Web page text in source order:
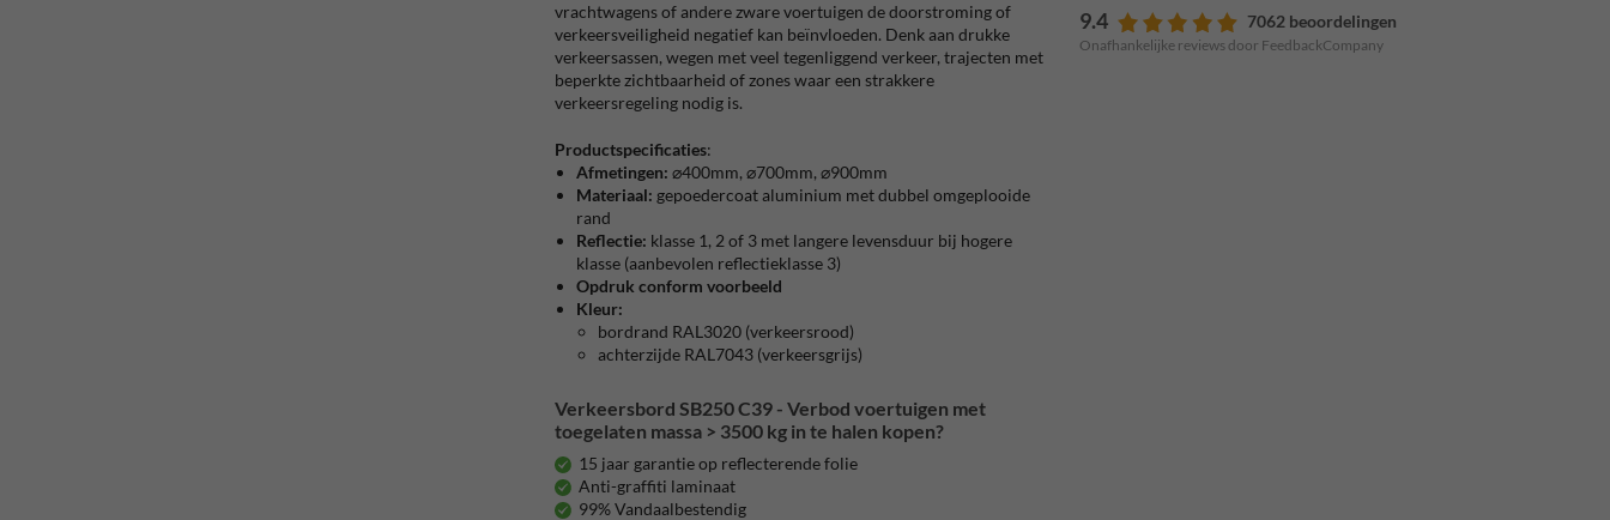
9.4 7062 beoordelingen
Onafhankelijke reviews door FeedbackCompany
vrachtwagens of andere zware voertuigen de doorstroming of
verkeersveiligheid negatief kan beïnvloeden. Denk aan drukke
verkeersassen, wegen met veel tegenliggend verkeer, trajecten met
beperkte zichtbaarheid of zones waar een strakkere
verkeersregeling nodig is.
Productspecificaties:
Afmetingen: ⌀400mm, ⌀700mm, ⌀900mm
Materiaal: gepoedercoat aluminium met dubbel omgeplooide
rand
Reflectie: klasse 1, 2 of 3 met langere levensduur bij hogere
klasse (aanbevolen reflectieklasse 3)
Opdruk conform voorbeeld
Kleur:
bordrand RAL3020 (verkeersrood)
achterzijde RAL7043 (verkeersgrijs)
Verkeersbord SB250 C39 - Verbod voertuigen met
toegelaten massa > 3500 kg in te halen kopen?
15 jaar garantie op reflecterende folie
Anti-graffiti laminaat
99% Vandaalbestendig